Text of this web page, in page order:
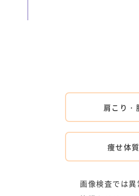
肩こり・
痩せ体
画像検査では